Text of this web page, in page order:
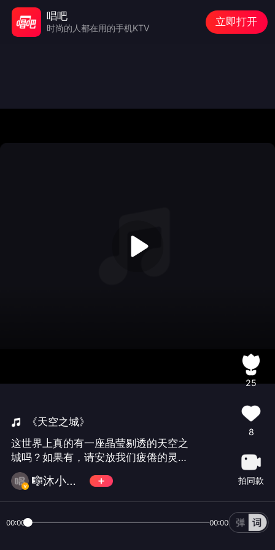
Audio/video is not supported
Please Try
《天空之城》
这世界上真的有一座晶莹剔透的天空之
城吗？如果有，请安放我们疲倦的灵魂
吧！
🎼沐小可🤡
25
8
拍同款
00:00 00:00
唱吧
时尚的人都在用的手机KTV
立即打开